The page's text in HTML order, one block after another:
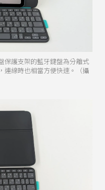
保護支架的藍牙鍵盤為分離式
連線時也相當方便快速。（攝